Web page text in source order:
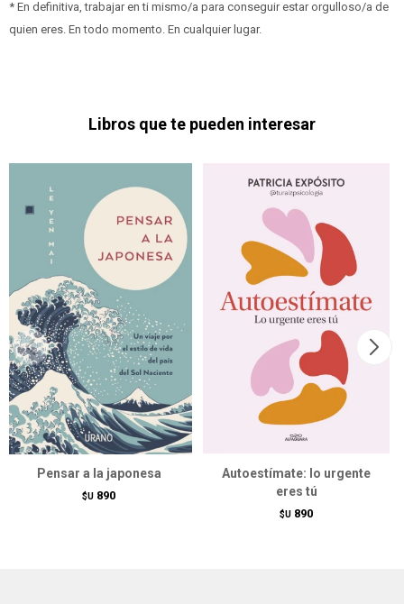
* En definitiva, trabajar en ti mismo/a para conseguir estar orgulloso/a de
quien eres. En todo momento. En cualquier lugar.
Libros que te pueden interesar
Pensar a la japonesa
$U 890
Autoestímate: lo urgente
eres tú
$U 890